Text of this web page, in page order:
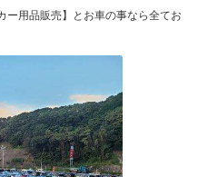
ー用品販売】とお車の事なら全てお